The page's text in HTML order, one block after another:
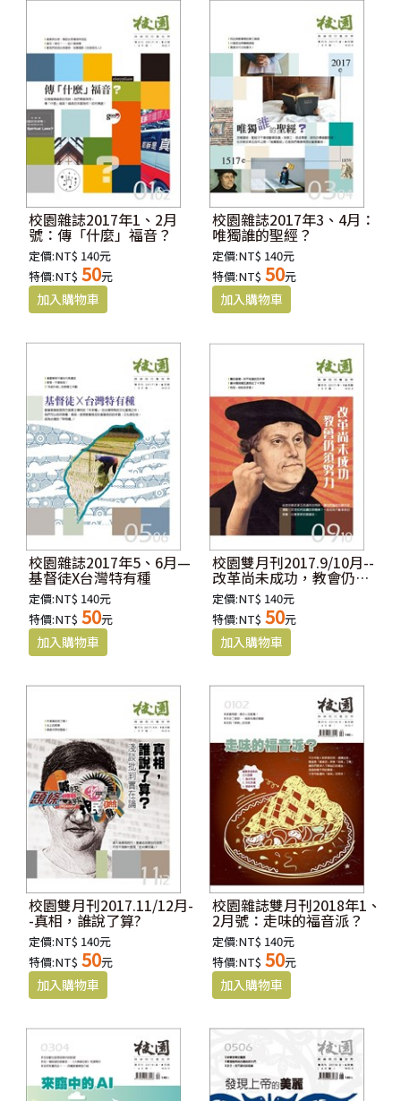
校園雜誌2017年1、2月
號：傳「什麼」福音？
定價:NT$ 140元
特價:NT$ 50元
校園雜誌2017年3、4月：
唯獨誰的聖經？
定價:NT$ 140元
特價:NT$ 50元
校園雜誌2017年5、6月—
基督徒X台灣特有種
定價:NT$ 140元
特價:NT$ 50元
校園雙月刊2017.9/10月--
改革尚未成功，教會仍需
努力
定價:NT$ 140元
特價:NT$ 50元
校園雙月刊2017.11/12月-
-真相，誰說了算?
定價:NT$ 140元
特價:NT$ 50元
校園雜誌雙月刊2018年1、
2月號：走味的福音派？
定價:NT$ 140元
特價:NT$ 50元